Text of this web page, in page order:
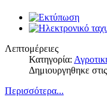
Λεπτομέρειες
Κατηγορία:
Δημιουργηθηκε
Περισσότερα...